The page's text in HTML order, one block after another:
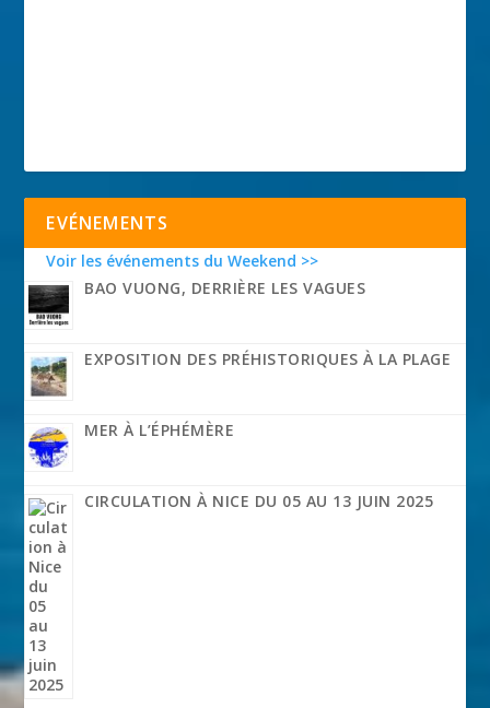
EVÉNEMENTS
Voir les événements du Weekend >>
BAO VUONG, DERRIÈRE LES VAGUES
EXPOSITION DES PRÉHISTORIQUES À LA PLAGE
MER À L’ÉPHÉMÈRE
CIRCULATION À NICE DU 05 AU 13 JUIN 2025